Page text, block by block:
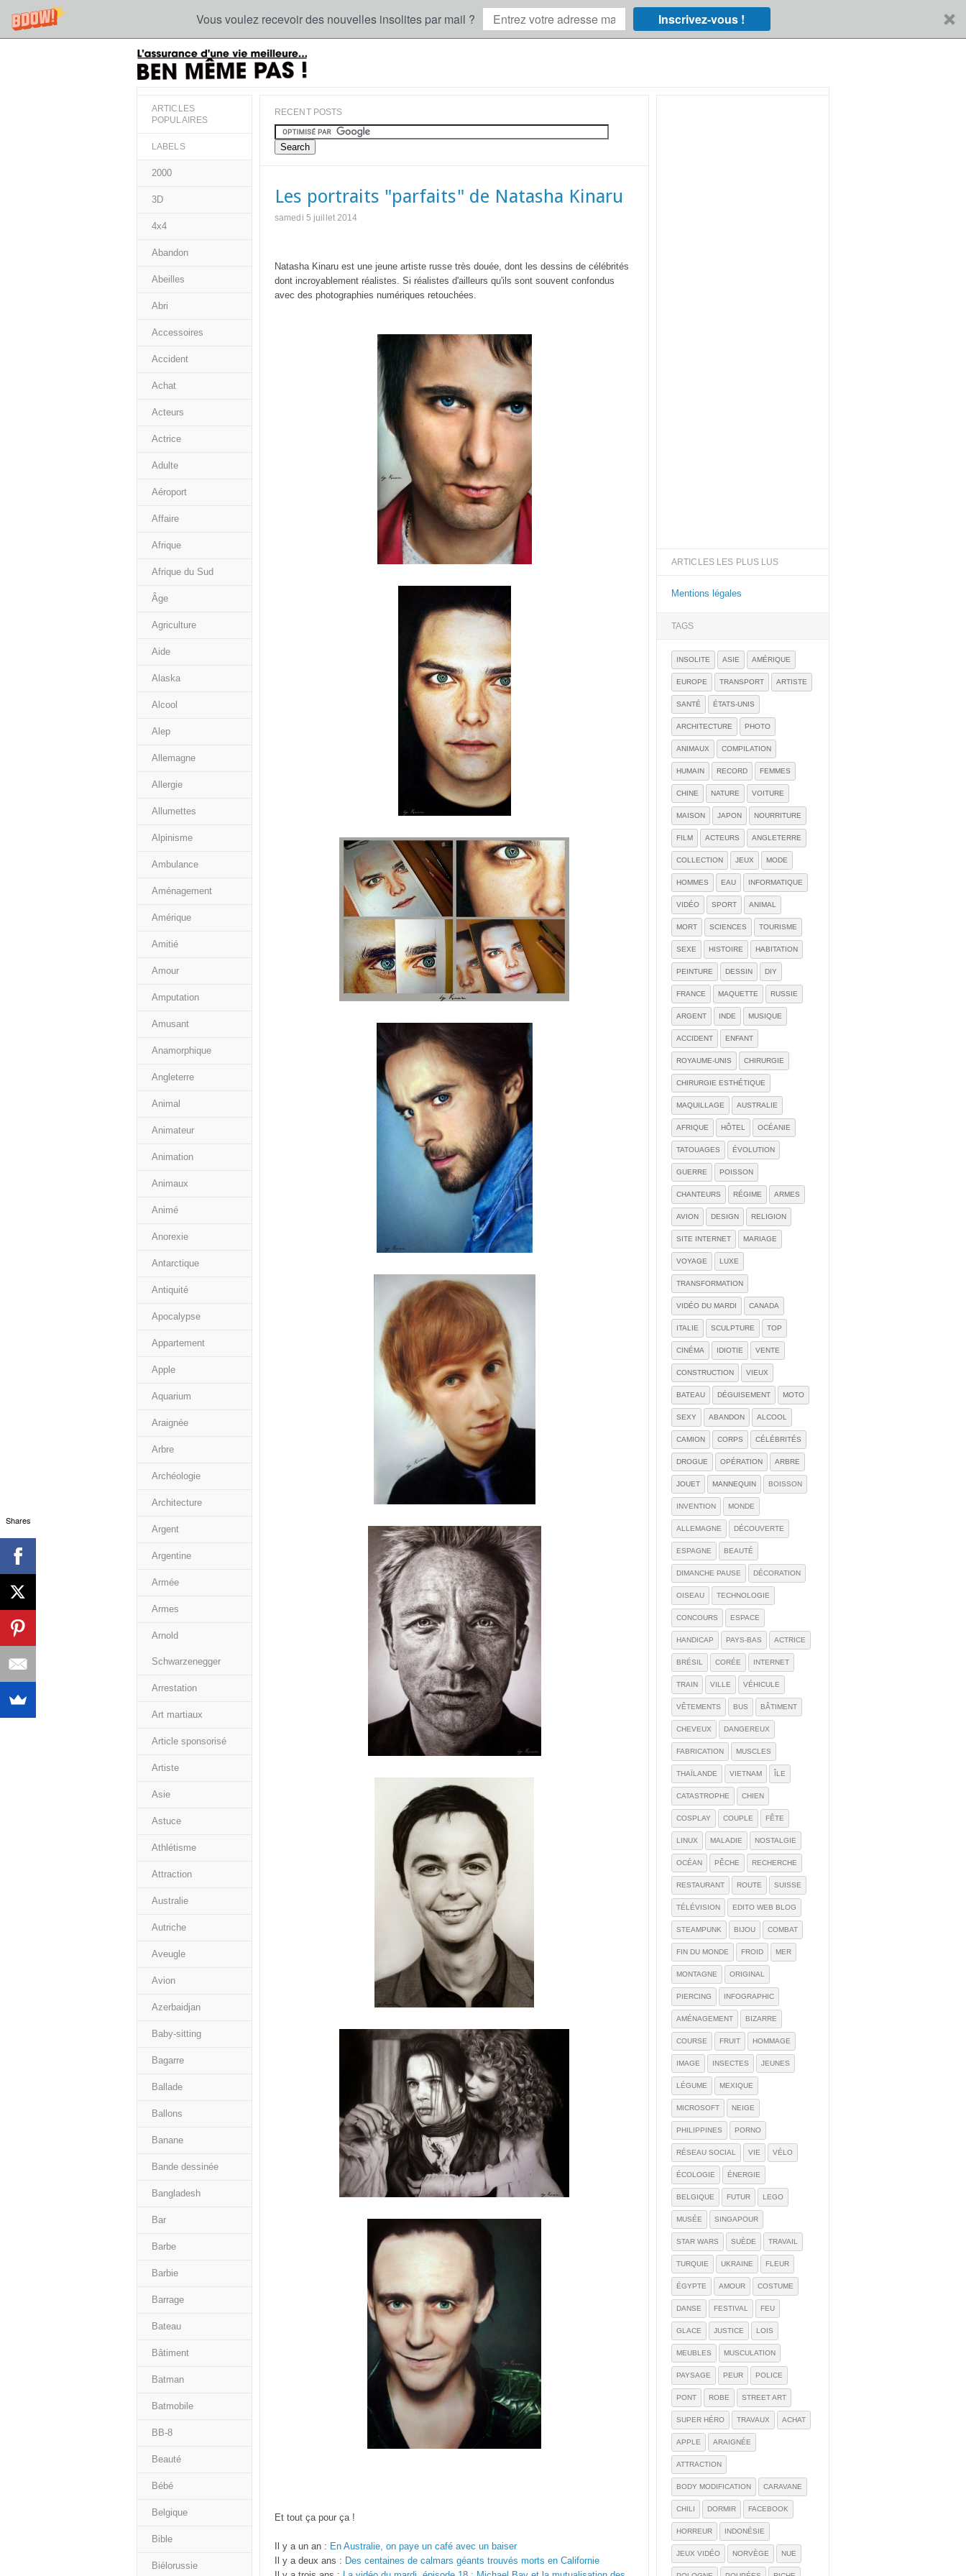
Vous voulez recevoir des nouvelles insolites par mail ? Inscrivez-vous !
RECENT POSTS
Les portraits "parfaits" de Natasha Kinaru
samedi 5 juillet 2014
Natasha Kinaru est une jeune artiste russe très douée, dont les dessins de célébrités
dont incroyablement réalistes. Si réalistes d'ailleurs qu'ils sont souvent confondus
avec des photographies numériques retouchées.
Et tout ça pour ça !
Il y a un an : En Australie, on paye un café avec un baiser
Il y a deux ans : Des centaines de calmars géants trouvés morts en Californie
ARTICLES
POPULAIRES
LABELS
2000
3D
4x4
Abandon
Abeilles
Abri
Accessoires
Accident
Achat
Acteurs
Actrice
Adulte
Aéroport
Affaire
Afrique
Afrique du Sud
Âge
Agriculture
Aide
Alaska
Alcool
Alep
Allemagne
Allergie
Allumettes
Alpinisme
Ambulance
Aménagement
Amérique
Amitié
Amour
Amputation
Amusant
Anamorphique
Angleterre
Animal
Animateur
Animation
Animaux
Animé
Anorexie
Antarctique
Antiquité
Apocalypse
Appartement
Apple
Aquarium
Araignée
Arbre
Archéologie
Architecture
Argent
Argentine
Armée
Armes
Arnold
Schwarzenegger
Arrestation
Art martiaux
Article sponsorisé
Artiste
Asie
Astuce
Athlétisme
Attraction
Australie
Autriche
Aveugle
Avion
Azerbaidjan
Baby-sitting
Bagarre
Ballade
Ballons
Banane
Bande dessinée
Bangladesh
Bar
Barbe
Barbie
Barrage
Bateau
Bâtiment
Batman
Batmobile
BB-8
Beauté
Bébé
Belgique
Bible
Biélorussie
ARTICLES LES PLUS LUS
Mentions légales
TAGS
INSOLITE ASIE AMÉRIQUE
EUROPE TRANSPORT ARTISTE
SANTÉ ÉTATS-UNIS
ARCHITECTURE PHOTO
ANIMAUX COMPILATION
HUMAIN RECORD FEMMES
CHINE NATURE VOITURE
MAISON JAPON NOURRITURE
FILM ACTEURS ANGLETERRE
COLLECTION JEUX MODE
HOMMES EAU INFORMATIQUE
VIDÉO SPORT ANIMAL
MORT SCIENCES TOURISME
SEXE HISTOIRE HABITATION
PEINTURE DESSIN DIY
FRANCE MAQUETTE RUSSIE
ARGENT INDE MUSIQUE
ACCIDENT ENFANT
ROYAUME-UNIS CHIRURGIE
CHIRURGIE ESTHÉTIQUE
MAQUILLAGE AUSTRALIE
AFRIQUE HÔTEL OCÉANIE
TATOUAGES ÉVOLUTION
GUERRE POISSON
CHANTEURS RÉGIME ARMES
AVION DESIGN RELIGION
SITE INTERNET MARIAGE
VOYAGE LUXE
TRANSFORMATION
VIDÉO DU MARDI CANADA
ITALIE SCULPTURE TOP
CINÉMA IDIOTIE VENTE
CONSTRUCTION VIEUX
BATEAU DÉGUISEMENT MOTO
SEXY ABANDON ALCOOL
CAMION CORPS CÉLÉBRITÉS
DROGUE OPÉRATION ARBRE
JOUET MANNEQUIN BOISSON
INVENTION MONDE
ALLEMAGNE DÉCOUVERTE
ESPAGNE BEAUTÉ
DIMANCHE PAUSE DÉCORATION
OISEAU TECHNOLOGIE
CONCOURS ESPACE
HANDICAP PAYS-BAS ACTRICE
BRÉSIL CORÉE INTERNET
TRAIN VILLE VÉHICULE
VÊTEMENTS BUS BÂTIMENT
CHEVEUX DANGEREUX
FABRICATION MUSCLES
THAÏLANDE VIETNAM ÎLE
CATASTROPHE CHIEN
COSPLAY COUPLE FÊTE
LINUX MALADIE NOSTALGIE
OCÉAN PÊCHE RECHERCHE
RESTAURANT ROUTE SUISSE
TÉLÉVISION EDITO WEB BLOG
STEAMPUNK BIJOU COMBAT
FIN DU MONDE FROID MER
MONTAGNE ORIGINAL
PIERCING INFOGRAPHIC
AMÉNAGEMENT BIZARRE
COURSE FRUIT HOMMAGE
IMAGE INSECTES JEUNES
LÉGUME MEXIQUE
MICROSOFT NEIGE
PHILIPPINES PORNO
RÉSEAU SOCIAL VIE VÉLO
ÉCOLOGIE ÉNERGIE
BELGIQUE FUTUR LEGO
MUSÉE SINGAPOUR
STAR WARS SUÈDE TRAVAIL
TURQUIE UKRAINE FLEUR
ÉGYPTE AMOUR COSTUME
DANSE FESTIVAL FEU
GLACE JUSTICE LOIS
MEUBLES MUSCULATION
PAYSAGE PEUR POLICE
PONT ROBE STREET ART
SUPER HÉRO TRAVAUX ACHAT
APPLE ARAIGNÉE
ATTRACTION
BODY MODIFICATION CARAVANE
CHILI DORMIR FACEBOOK
HORREUR INDONÉSIE
JEUX VIDÉO NORVÈGE NUE
Shares